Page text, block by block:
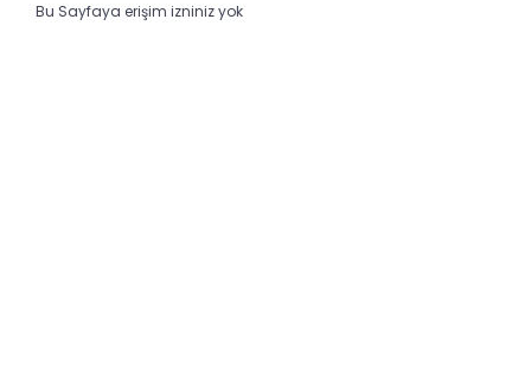
Bu Sayfaya erişim izniniz yok